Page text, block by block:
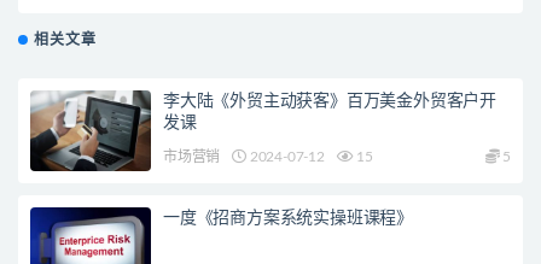
相关文章
李大陆《外贸主动获客》百万美金外贸客户开
发课
市场营销 2024-07-12 15 5
一度《招商方案系统实操班课程》